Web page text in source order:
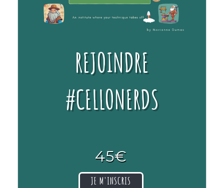
REJOINDRE
#CELLONERDS
45€
JE M'INSCRIS